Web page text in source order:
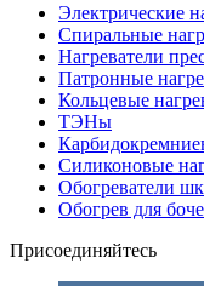
Электрические
Спиральные
Нагреватели
Патронные
Кольцевые
ТЭНы
Силиконовые
Обогреватели
Обогрев для
Присоединяйтесь